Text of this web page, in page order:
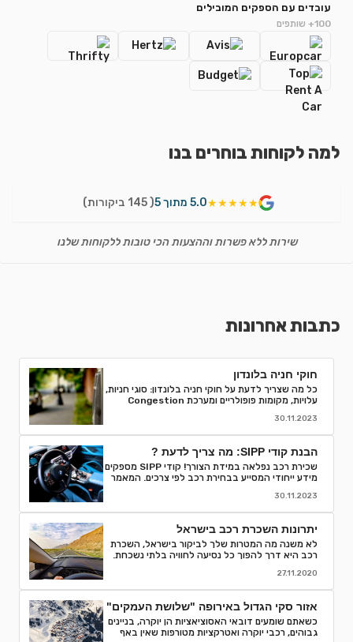
עובדים עם הספקים המובילים
100+ שותפים
למה לקוחות בוחרים בנו
★★★★★5.0 מתוך 5 ( 145 ביקורות)
שירות ללא פשרות וההצעות הכי טובות ללקוחות שלנו
כתבות אחרונות
חוקי חניה בלונדון
כל מה שצריך לדעת על חוקי חניה בלונדון: סוגי חניות,
עלויות, מקומות פופולריים ומערכת Congestion
30.11.2023
הבנת קודי SIPP: מה צריך לדעת ?
שכירת רכב נפלאה במידת הצורך! קודי SIPP מספקים
מידע ייחודי המסייע בבחירת רכב לפי צרכים. המאמר
השכרת רכב. קבלו המלצות והסברים לאור הבנה
מדויקת של המאפיינים והמפרטים של רכבי השכרה
30.11.2023
יתרונות השכרת רכב בישראל
לא משנה מה המטרות שלך לביקור בישראל, השכרת
רכב היא דרך להפוך כל נסיעה לחוויה בלתי נשכחת.
הציבורית ולבחור השכרת רכב
27.11.2020
אזור סקי הגדול באירופה "שלושת העמקים"
כשאתם שומעים דובאי האסוציאציות הן יוקרה, בניינים
גבוהים, רכבי יוקרה ואטרקציות מטורפות שאין באף